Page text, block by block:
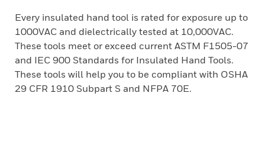
Every insulated hand tool is rated for exposure up to
1000VAC and dielectrically tested at 10,000VAC.
These tools meet or exceed current ASTM F1505-07
and IEC 900 Standards for Insulated Hand Tools.
These tools will help you to be compliant with OSHA
29 CFR 1910 Subpart S and NFPA 70E.